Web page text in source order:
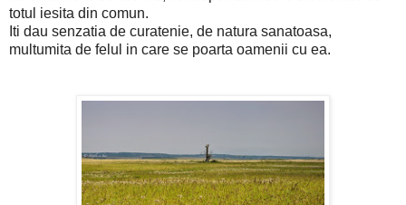
totul iesita din comun.
Iti dau senzatia de curatenie, de natura sanatoasa,
multumita de felul in care se poarta oamenii cu ea.